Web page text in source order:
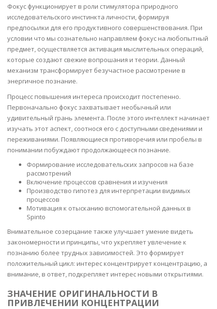
Фокус функционирует в роли стимулятора природного
исследовательского инстинкта личности, формируя
предпосылки для его продуктивного совершенствования. При
условии что мы сознательно направляем фокус на любопытный
предмет, осуществляется активация мыслительных операций,
которые создают свежие вопрошания и теории. Данный
механизм трансформирует безучастное рассмотрение в
энергичное познание.
Процесс повышения интереса происходит постепенно.
Первоначально фокус захватывает необычный или
удивительный грань элемента. После этого интеллект начинает
изучать этот аспект, соотнося его с доступными сведениями и
переживаниями. Появляющиеся противоречия или пробелы в
понимании побуждают продолжающееся познание.
Формирование исследовательских запросов на базе
рассмотрений
Включение процессов сравнения и изучения
Производство гипотез для интерпретации видимых
процессов
Мотивация к отысканию вспомогательной данных в
Spinto
Внимательное созерцание также улучшает умение видеть
закономерности и принципы, что укрепляет увлечение к
познанию более трудных зависимостей. Это формирует
положительный цикл: интерес концентрирует концентрацию, а
внимание, в ответ, подкрепляет интерес новыми открытиями.
ЗНАЧЕНИЕ ОРИГИНАЛЬНОСТИ В
ПРИВЛЕЧЕНИИ КОНЦЕНТРАЦИИ